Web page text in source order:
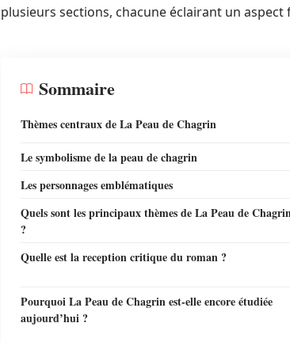
plusieurs sections, chacune éclairant un
Sommaire
Thèmes centraux de La Peau de Chagrin
Le symbolisme de la peau de chagrin
Les personnages emblématiques
Quels sont les principaux thèmes de La Peau de
?
Quelle est la reception critique du roman ?
Pourquoi La Peau de Chagrin est-elle encore étudiée
aujourd’hui ?